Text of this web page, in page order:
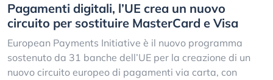
Pagamenti digitali, l’UE crea un nuovo
circuito per sostituire MasterCard e Visa
European Payments Initiative è il nuovo programma
sostenuto da 31 banche dell’UE per la creazione di un
nuovo circuito europeo di pagamenti via carta, con